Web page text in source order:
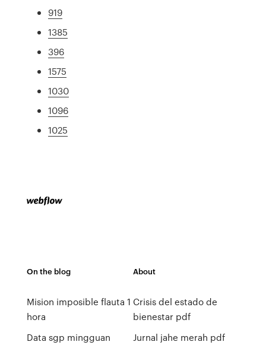
919
1385
396
1575
1030
1096
1025
On the blog
Mision imposible flauta 1
hora
Data sgp mingguan
About
Crisis del estado de
bienestar pdf
Jurnal jahe merah pdf